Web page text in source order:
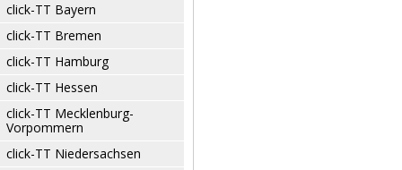
click-TT Bayern
click-TT Bremen
click-TT Hamburg
click-TT Hessen
click-TT Mecklenburg-
Vorpommern
click-TT Niedersachsen